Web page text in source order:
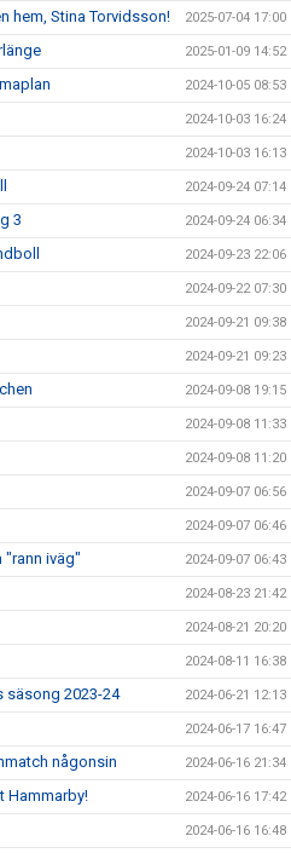
hem, Stina Torvidsson! 2025-07-04 17:00
2025-01-09 14:52
2024-10-05 08:53
2024-10-03 16:24
2024-10-03 16:13
2024-09-24 07:14
3 2024-09-24 06:34
2024-09-23 22:06
2024-09-22 07:30
2024-09-21 09:38
2024-09-21 09:23
2024-09-08 19:15
2024-09-08 11:33
2024-09-08 11:20
2024-09-07 06:56
2024-09-07 06:46
"rann iväg" 2024-09-07 06:43
2024-08-23 21:42
2024-08-21 20:20
2024-08-11 16:38
säsong 2023-24 2024-06-21 12:13
2024-06-17 16:47
någonsin 2024-06-16 21:34
Hammarby! 2024-06-16 17:42
2024-06-16 16:48